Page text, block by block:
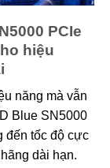
PCIe
hiệu
năng mà vẫn
Blue SN5000
đến tốc độ cực
dài hạn.